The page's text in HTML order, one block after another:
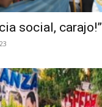
social, carajo!”